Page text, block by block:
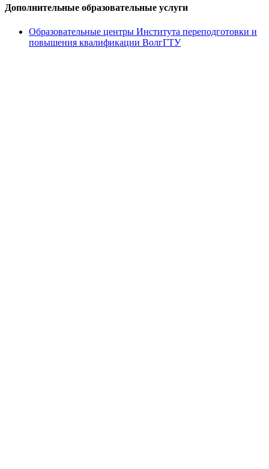
Дополнительные образовательные услуги
Образовательные центры Института переподготовки и
повышения квалификации ВолгГТУ